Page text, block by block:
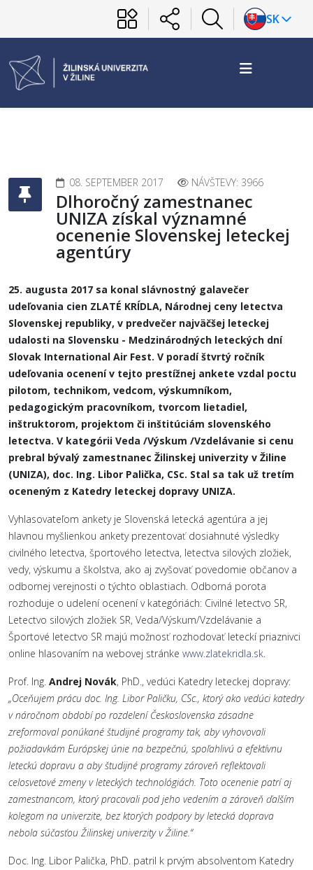
SK
08. SEPTEMBER 2017 NÁVŠTEVY: 3966
Dlhoročný zamestnanec
UNIZA získal významné
ocenenie Slovenskej leteckej
agentúry
25. augusta 2017 sa konal slávnostný galavečer
udeľovania cien ZLATÉ KRÍDLA, Národnej ceny letectva
Slovenskej republiky, v predvečer najväčšej leteckej
udalosti na Slovensku - Medzinárodných leteckých dní
Slovak International Air Fest. V poradí štvrtý ročník
udeľovania ocenení v tejto prestížnej ankete vzdal poctu
pilotom, technikom, vedcom, výskumníkom,
pedagogickým pracovníkom, tvorcom lietadiel,
inštruktorom, projektom či inštitúciám slovenského
letectva. V kategórii Veda /Výskum /Vzdelávanie si cenu
prebral bývalý zamestnanec Žilinskej univerzity v Žiline
(UNIZA), doc. Ing. Libor Palička, CSc. Stal sa tak už tretím
oceneným z Katedry leteckej dopravy UNIZA.
Vyhlasovateľom ankety je Slovenská letecká agentúra a jej
hlavnou myšlienkou ankety prezentovať dosiahnuté výsledky
civilného letectva, športového letectva, letectva silových zložiek,
vedy, výskumu a školstva, ako aj zvyšovať povedomie občanov a
odbornej verejnosti o týchto oblastiach. Odborná porota
rozhoduje o udelení ocenení v kategóriách: Civilné letectvo SR,
Letectvo silových zložiek SR, Veda/Výskum/Vzdelávanie a
Športové letectvo SR majú možnosť rozhodovať leteckí priaznivci
online hlasovaním na webovej stránke www.zlatekridla.sk.
Prof. Ing. Andrej Novák, PhD., vedúci Katedry leteckej dopravy:
„Oceňujem prácu doc. Ing. Libor Paličku, CSc., ktorý ako vedúci katedry
v náročnom období po rozdelení Československa zásadne
zreformoval ponúkané študijné programy tak, aby vyhovovali
požiadavkám Európskej únie na bezpečnú, spoľahlivú a efektívnu
leteckú dopravu a aby študijné programy zároveň reflektovali
celosvetové zmeny v leteckých technológiách. Toto ocenenie patrí aj
zamestnancom, ktorý pracovali pod jeho vedením a zároveň ďalším
kolegom na univerzite, bez ktorých podpory by letecká doprava
nebola súčasťou Žilinskej univerzity v Žiline.“
Doc. Ing. Libor Palička, PhD. patril k prvým absolventom Katedry